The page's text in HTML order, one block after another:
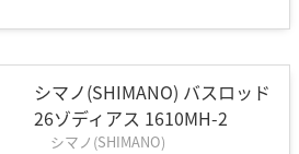
シマノ(SHIMANO) バスロッド
26ゾディアス 1610MH-2
シマノ(SHIMANO)